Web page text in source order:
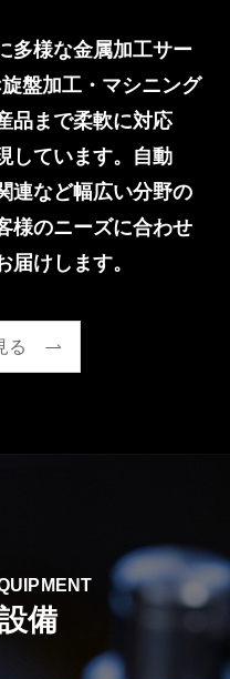
多様な金属加工サー
盤加工・マシニング
品まで柔軟に対応
しています。自動
連など幅広い分野の
様のニーズに合わせ
けします。
る
備